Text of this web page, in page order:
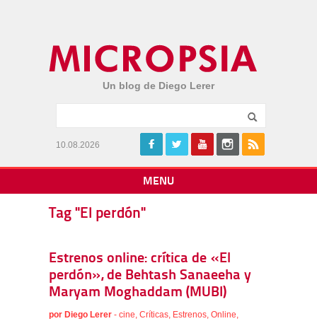
Un blog de Diego Lerer
10.08.2026
MENU
Tag "El perdón"
Estrenos online: crítica de «El
perdón», de Behtash Sanaeeha y
Maryam Moghaddam (MUBI)
por Diego Lerer - cine, Críticas, Estrenos, Online,